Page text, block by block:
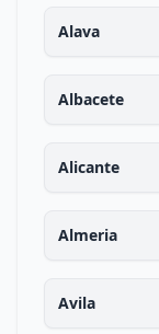
Alava
Albacete
Alicante
Almeria
Avila